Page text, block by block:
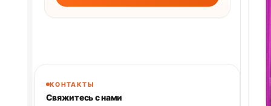
КОНТАКТЫ
Свяжитесь с нами